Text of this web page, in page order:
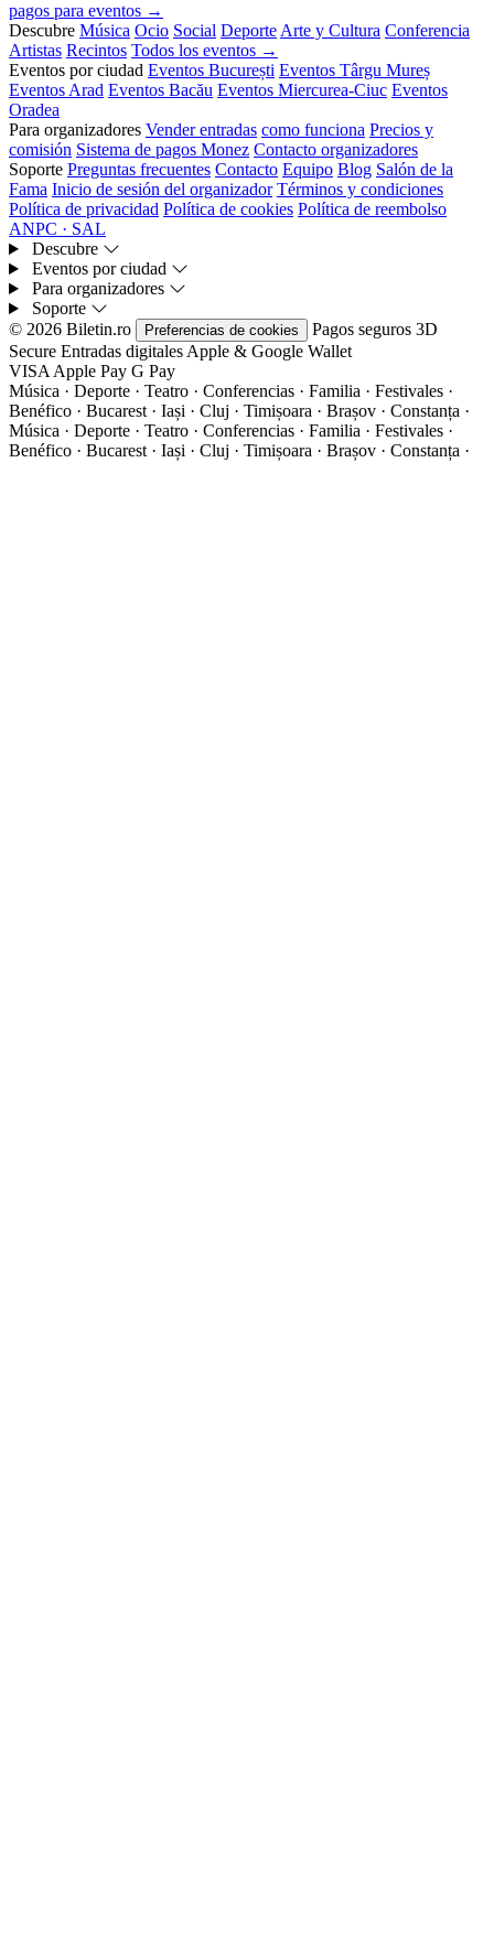
pagos para eventos →
Descubre Música Ocio Social Deporte Arte y Cultura Conferencia
Artistas Recintos Todos los eventos →
Eventos por ciudad Eventos București Eventos Târgu Mureș
Eventos Arad Eventos Bacău Eventos Miercurea-Ciuc Eventos
Oradea
Para organizadores Vender entradas como funciona Precios y
comisión Sistema de pagos Monez Contacto organizadores
Soporte Preguntas frecuentes Contacto Equipo Blog Salón de la
Fama Inicio de sesión del organizador Términos y condiciones
Política de privacidad Política de cookies Política de reembolso
ANPC · SAL
Descubre
Eventos por ciudad
Para organizadores
Soporte
© 2026 Biletin.ro
Preferencias de cookies Pagos seguros 3D
Secure Entradas digitales Apple & Google Wallet
VISA Apple Pay G Pay
Música · Deporte · Teatro · Conferencias · Familia · Festivales ·
Benéfico · Bucarest · Iași · Cluj · Timișoara · Brașov · Constanța ·
Música · Deporte · Teatro · Conferencias · Familia · Festivales ·
Benéfico · Bucarest · Iași · Cluj · Timișoara · Brașov · Constanța ·